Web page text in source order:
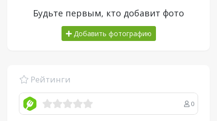
Будьте первым, кто добавит фото
Добавить фотографию
Рейтинги
0